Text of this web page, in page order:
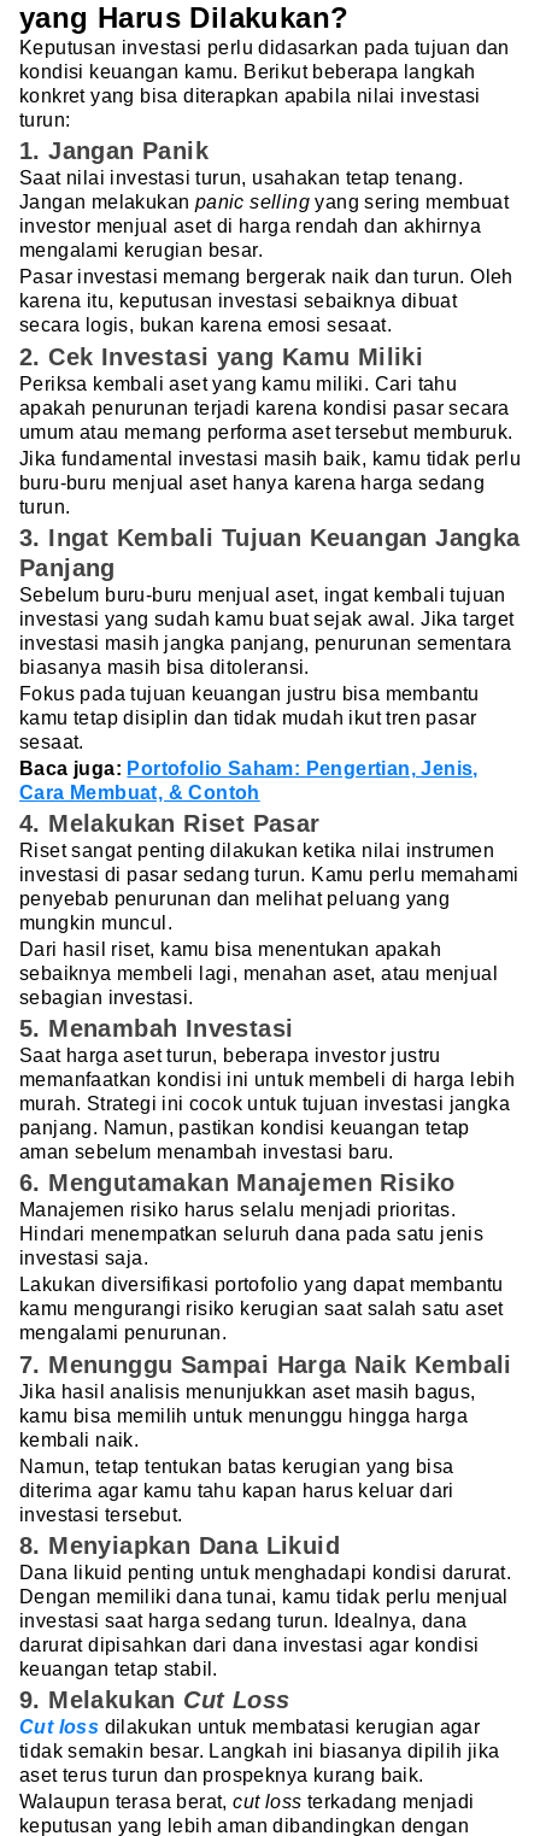
yang Harus Dilakukan?
Keputusan investasi perlu didasarkan pada tujuan dan
kondisi keuangan kamu. Berikut beberapa langkah
konkret yang bisa diterapkan apabila nilai investasi
turun:
1. Jangan Panik
Saat nilai investasi turun, usahakan tetap tenang.
Jangan melakukan panic sellingyang sering membuat
investor menjual aset di harga rendah dan akhirnya
mengalami kerugian besar.
Pasar investasi memang bergerak naik dan turun. Oleh
karena itu, keputusan investasi sebaiknya dibuat
secara logis, bukan karena emosi sesaat.
2. Cek Investasi yang Kamu Miliki
Periksa kembali aset yang kamu miliki. Cari tahu
apakah penurunan terjadi karena kondisi pasar secara
umum atau memang performa aset tersebut memburuk.
Jika fundamental investasi masih baik, kamu tidak perlu
buru-buru menjual aset hanya karena harga sedang
turun.
3. Ingat Kembali Tujuan Keuangan Jangka
Panjang
Sebelum buru-buru menjual aset, ingat kembali tujuan
investasi yang sudah kamu buat sejak awal. Jika target
investasi masih jangka panjang, penurunan sementara
biasanya masih bisa ditoleransi.
Fokus pada tujuan keuangan justru bisa membantu
kamu tetap disiplin dan tidak mudah ikut tren pasar
sesaat.
Baca juga: Portofolio Saham: Pengertian, Jenis,
Cara Membuat, & Contoh
4. Melakukan Riset Pasar
Riset sangat penting dilakukan ketika nilai instrumen
investasi di pasar sedang turun. Kamu perlu memahami
penyebab penurunan dan melihat peluang yang
mungkin muncul.
Dari hasil riset, kamu bisa menentukan apakah
sebaiknya membeli lagi, menahan aset, atau menjual
sebagian investasi.
5. Menambah Investasi
Saat harga aset turun, beberapa investor justru
memanfaatkan kondisi ini untuk membeli di harga lebih
murah. Strategi ini cocok untuk tujuan investasi jangka
panjang. Namun, pastikan kondisi keuangan tetap
aman sebelum menambah investasi baru.
6. Mengutamakan Manajemen Risiko
Manajemen risiko harus selalu menjadi prioritas.
Hindari menempatkan seluruh dana pada satu jenis
investasi saja.
Lakukan diversifikasi portofolio yang dapat membantu
kamu mengurangi risiko kerugian saat salah satu aset
mengalami penurunan.
7. Menunggu Sampai Harga Naik Kembali
Jika hasil analisis menunjukkan aset masih bagus,
kamu bisa memilih untuk menunggu hingga harga
kembali naik.
Namun, tetap tentukan batas kerugian yang bisa
diterima agar kamu tahu kapan harus keluar dari
investasi tersebut.
8. Menyiapkan Dana Likuid
Dana likuid penting untuk menghadapi kondisi darurat.
Dengan memiliki dana tunai, kamu tidak perlu menjual
investasi saat harga sedang turun. Idealnya, dana
darurat dipisahkan dari dana investasi agar kondisi
keuangan tetap stabil.
9. Melakukan Cut Loss
Cut loss dilakukan untuk membatasi kerugian agar
tidak semakin besar. Langkah ini biasanya dipilih jika
aset terus turun dan prospeknya kurang baik.
Walaupun terasa berat,cut loss terkadang menjadi
keputusan yang lebih aman dibandingkan dengan